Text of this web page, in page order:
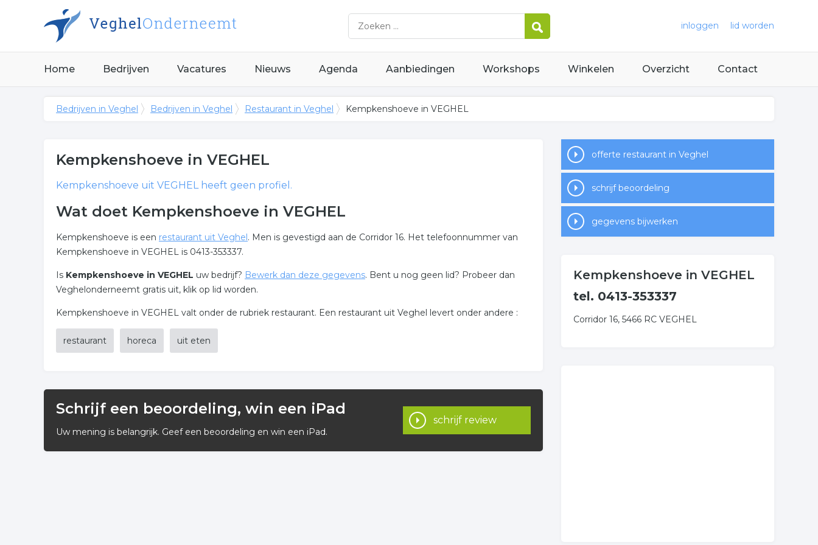
inloggen lid worden
Home Bedrijven Vacatures Nieuws Agenda Aanbiedingen Workshops Winkelen Overzicht Contact
Bedrijven in Veghel Bedrijven in Veghel Restaurant in Veghel Kempkenshoeve in VEGHEL
Kempkenshoeve in VEGHEL
Kempkenshoeve uit VEGHEL heeft geen profiel.
Wat doet Kempkenshoeve in VEGHEL
Kempkenshoeve is een restaurant uit Veghel. Men is gevestigd aan de Corridor 16. Het telefoonnummer van
Kempkenshoeve in VEGHEL is 0413-353337.
Is Kempkenshoeve in VEGHEL uw bedrijf? Bewerk dan deze gegevens. Bent u nog geen lid? Probeer dan
Veghelonderneemt gratis uit, klik op lid worden.
Kempkenshoeve in VEGHEL valt onder de rubriek restaurant. Een restaurant uit Veghel levert onder andere :
restaurant horeca uit eten
Schrijf een beoordeling, win een iPad
Uw mening is belangrijk. Geef een beoordeling en win een iPad.
schrijf review
offerte restaurant in Veghel
schrijf beoordeling
gegevens bijwerken
Kempkenshoeve in VEGHEL
tel. 0413-353337
Corridor 16, 5466 RC VEGHEL